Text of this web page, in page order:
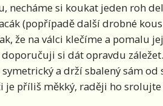
necháme si koukat jeden roh
(popřípadě další drobné
že na válci klečíme a pomalu
si dát opravdu
a drží sbalený sám
je příliš měkký, raději ho srolujte